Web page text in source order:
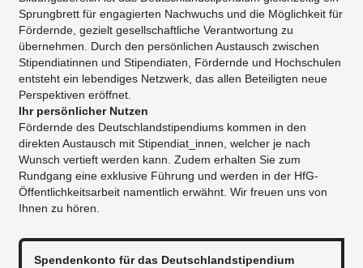
Sprungbrett für engagierten Nachwuchs und die Möglichkeit für
Fördernde, gezielt gesellschaftliche Verantwortung zu
übernehmen. Durch den persönlichen Austausch zwischen
Stipendiatinnen und Stipendiaten, Fördernde und Hochschulen
entsteht ein lebendiges Netzwerk, das allen Beteiligten neue
Perspektiven eröffnet.
Ihr persönlicher Nutzen
Fördernde des Deutschlandstipendiums kommen in den
direkten Austausch mit Stipendiat_innen, welcher je nach
Wunsch vertieft werden kann. Zudem erhalten Sie zum
Rundgang eine exklusive Führung und werden in der HfG-
Öffentlichkeitsarbeit namentlich erwähnt. Wir freuen uns von
Ihnen zu hören.
Spendenkonto für das Deutschlandstipendium